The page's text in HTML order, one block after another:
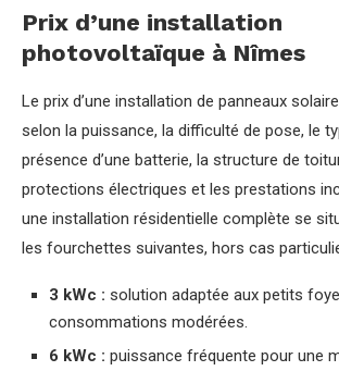
Prix d’une installation
photovoltaïque à Nîmes
Le prix d’une installation de panneaux
selon la puissance, la difficulté de pose, le
présence d’une batterie, la structure de
protections électriques et les prestations
une installation résidentielle complète se
les fourchettes suivantes, hors cas
3 kWc : solution adaptée aux petits
consommations modérées.
6 kWc : puissance fréquente pour une